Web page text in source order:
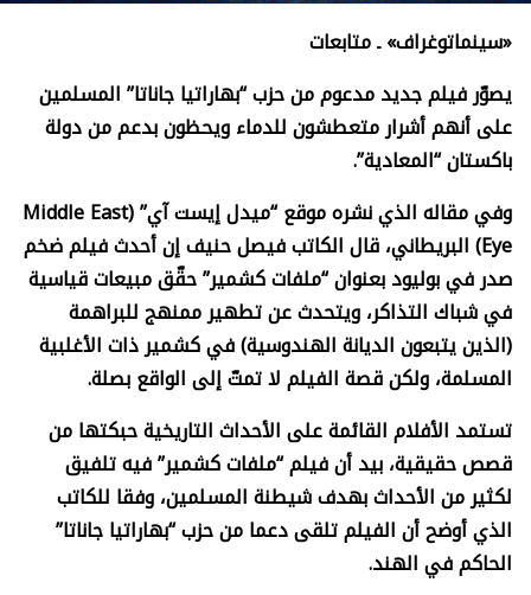
«سينماتوغراف» ـ متابعات
يصوّر فيلم جديد مدعوم من حزب “بهاراتيا جاناتا” المسلمين
على أنهم أشرار متعطشون للدماء ويحظون بدعم من دولة
باكستان “المعادية”.
وفي مقاله الذي نشره موقع “ميدل إيست آي” (Middle East
Eye) البريطاني، قال الكاتب فيصل حنيف إن أحدث فيلم ضخم
صدر في بوليود بعنوان “ملفات كشمير” حقّق مبيعات قياسية
في شباك التذاكر، ويتحدث عن تطهير ممنهج للبراهمة
(الذين يتبعون الديانة الهندوسية) في كشمير ذات الأغلبية
المسلمة، ولكن قصة الفيلم لا تمتّ إلى الواقع بصلة.
تستمد الأفلام القائمة على الأحداث التاريخية حبكتها من
قصص حقيقية، بيد أن فيلم “ملفات كشمير” فيه تلفيق
لكثير من الأحداث بهدف شيطنة المسلمين، وفقا للكاتب
الذي أوضح أن الفيلم تلقى دعما من حزب “بهاراتيا جاناتا”
الحاكم في الهند.